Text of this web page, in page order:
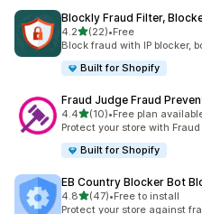
Blockly Fraud Filter,
4.2滿分 5 顆星
(22)
共有 22 則評價
•Free
Block fraud with IP blocker,
Built for Shopify
Fraud Judge Fraud
4.4滿分 5 顆星
(10)
共有 10 則評價
•Free plan
Protect your store with
Built for Shopify
EB Country Blocker Bot
4.8滿分 5 顆星
(47)
共有 47 則評價
•Free to install
Protect your store against